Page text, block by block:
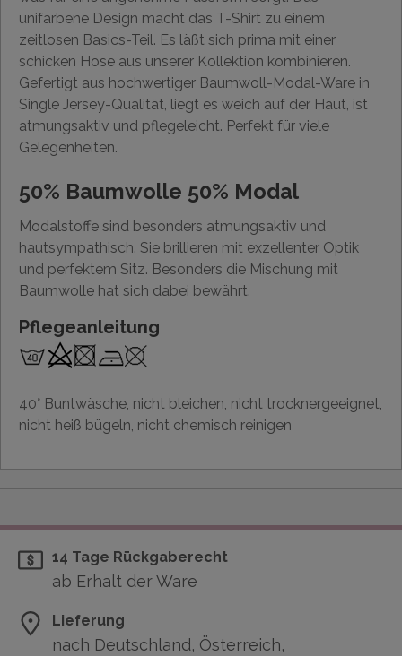
unifarbene Design macht das T-Shirt zu einem
zeitlosen Basics-Teil. Es läßt sich prima mit einer
schicken Hose aus unserer Kollektion kombinieren.
Gefertigt aus hochwertiger Baumwoll-Modal-Ware in
Single Jersey-Qualität, liegt es weich auf der Haut, ist
atmungsaktiv und pflegeleicht. Perfekt für viele
Gelegenheiten.
50% Baumwolle 50% Modal
Modalstoffe sind besonders atmungsaktiv und
hautsympathisch. Sie brillieren mit exzellenter Optik
und perfektem Sitz. Besonders die Mischung mit
Baumwolle hat sich dabei bewährt.
Pflegeanleitung
40° Buntwäsche, nicht bleichen, nicht trocknergeeignet,
nicht heiß bügeln, nicht chemisch reinigen
14 Tage Rückgaberecht
ab Erhalt der Ware
Lieferung
nach Deutschland, Österreich,